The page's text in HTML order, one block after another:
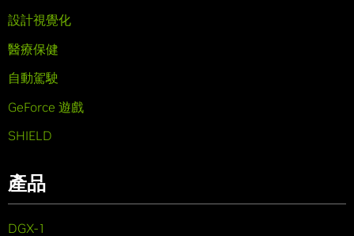
設計視覺化
醫療保健
自動駕駛
GeForce 遊戲
SHIELD
產品
DGX-1